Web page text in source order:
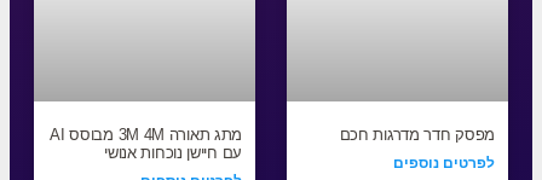
מפסק חדר מדרגות חכם
לפרטים נוספים
מתג תאורה 3M 4M מבוסס AI
עם חיישן נוכחות אנושי